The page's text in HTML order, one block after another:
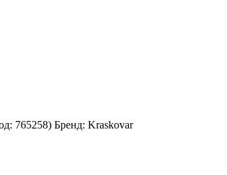
765258) Бренд: Kraskovar